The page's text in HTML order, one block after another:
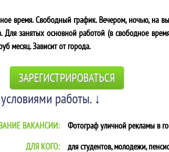
время. Свободный график. Вечером, ночью, на
Для занятых основной работой (в свободное
месяц. Зависит от города.
ЗАРЕГИСТРИРОВАТЬСЯ
работы. ↓
ВАКАНСИИ: Фотограф уличной рекламы в
ДЛЯ КОГО:
для студентов, молодежи,